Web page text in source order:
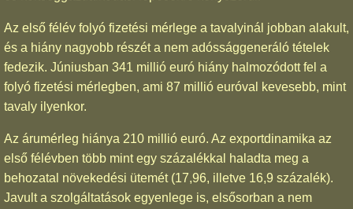
Az első félév folyó fizetési mérlege a tavalyinál jobban alakult,
és a hiány nagyobb részét a nem adóssággeneráló tételek
fedezik. Júniusban 341 millió euró hiány halmozódott fel a
folyó fizetési mérlegben, ami 87 millió euróval kevesebb, mint
tavaly ilyenkor.
Az árumérleg hiánya 210 millió euró. Az exportdinamika az
első félévben több mint egy százalékkal haladta meg a
behozatal növekedési ütemét (17,96, illetve 16,9 százalék).
Javult a szolgáltatások egyenlege is, elsősorban a nem